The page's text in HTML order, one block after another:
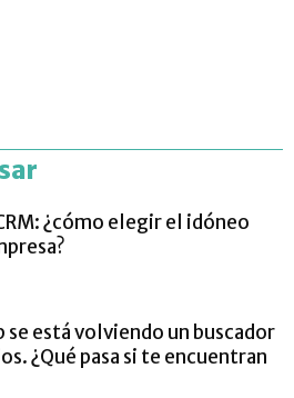
¿cómo elegir el idóneo
se está volviendo un buscador
¿Qué pasa si te encuentran